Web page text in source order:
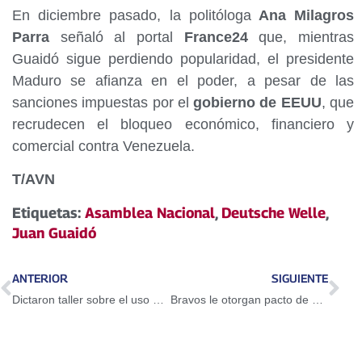
En diciembre pasado, la politólogaAna Milagros
Parra señaló al portal France24que, mientras
Guaidó sigue perdiendo popularidad, el presidente
Maduro se afianza en el poder, a pesar de las
sanciones impuestas por elgobierno de EEUU, que
recrudecen el bloqueo económico, financiero y
comercial contra Venezuela.
T/AVN
Etiquetas: Asamblea Nacional, Deutsche Welle,
Juan Guaidó
ANTERIOR SIGUIENTE